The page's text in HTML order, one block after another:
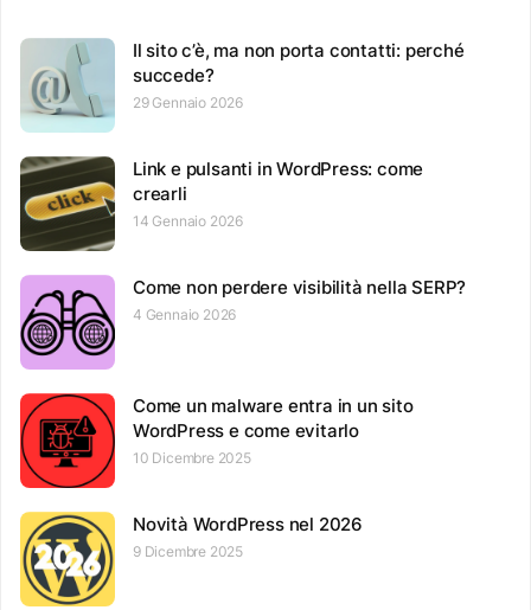
Il sito c’è, ma non porta contatti: perché
succede?
29 Gennaio 2026
Link e pulsanti in WordPress: come
crearli
14 Gennaio 2026
Come non perdere visibilità nella SERP?
4 Gennaio 2026
Come un malware entra in un sito
WordPress e come evitarlo
10 Dicembre 2025
Novità WordPress nel 2026
9 Dicembre 2025